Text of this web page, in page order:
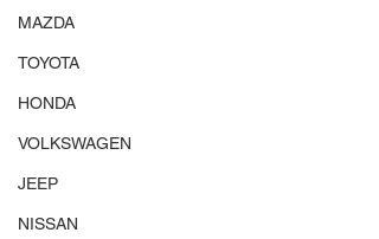
MAZDA
TOYOTA
HONDA
VOLKSWAGEN
JEEP
NISSAN